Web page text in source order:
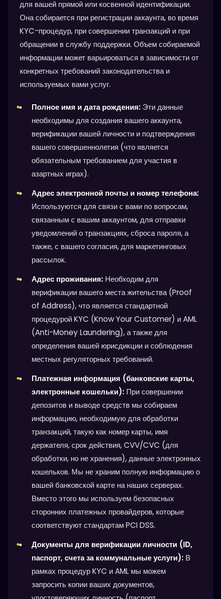
для вашей прямой или косвенной идентификации.
Она собирается при регистрации аккаунта, во время
KYC-процедур, при совершении транзакций и при
обращении в службу поддержки. Объем собираемой
информации может варьироваться в зависимости от
конкретных требований законодательства и
используемых вами услуг.
Полное имя и дата рождения: Эти данные
необходимы для создания вашего аккаунта,
верификации вашей личности и подтверждения
вашего совершеннолетия (что является
обязательным требованием для участия в
азартных играх).
Адрес электронной почты и номер телефона:
Используются для связи с вами по вопросам,
связанным с вашим аккаунтом, для отправки
уведомлений о транзакциях, сброса пароля, а
также, с вашего согласия, для маркетинговых
рассылок.
Адрес проживания: Необходим для
верификации вашего места жительства (Proof
of Address), что является стандартной
процедурой KYC (Know Your Customer) и AML
(Anti-Money Laundering), а также для
определения вашей юрисдикции и соблюдения
местных регуляторных требований.
Платежная информация (банковские карты,
электронные кошельки): При совершении
депозитов и выводе средств мы собираем
информацию, необходимую для обработки
транзакций, такую как номер карты, имя
держателя, срок действия, CVV/CVC (для
обработки, но не хранения), данные электронных
кошельков. Мы не храним полную информацию о
вашей банковской карте на наших серверах.
Вместо этого мы используем безопасных
сторонних платежных провайдеров, которые
соответствуют стандартам PCI DSS.
Документы для верификации личности (ID,
паспорт, счета за коммунальные услуги): В
рамках процедур KYC и AML мы можем
запросить копии ваших документов,